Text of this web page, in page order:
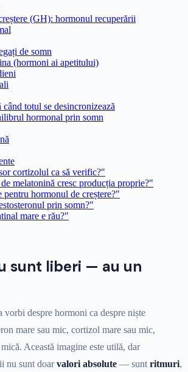
(GH): hormonul recuperării
de somn
(hormoni ai apetitului)
când totul se desincronizează
hormonal prin somn
cortizolul ca să verific?"
melatonină cresc producția proprie?"
pentru hormonul de creștere?"
prin somn?"
mare e rău?"
sunt liberi — au un
vorbi despre hormoni ca despre niște
mare sau mic, cortizol mare sau mic,
Această imagine este utilă, dar
nu sunt doarvalori absolute — sunt ritmuri,